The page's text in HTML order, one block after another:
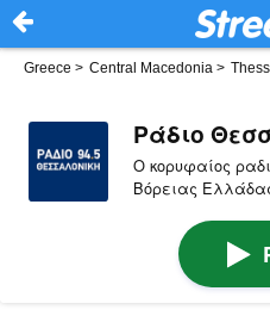
Greece > Central Macedonia >
Ράδιο
Ο κορυφαίος
Βόρειας